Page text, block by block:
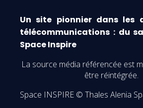
Un site pionnier dans les
télécommunications : du
Space Inspire
La source média référencée est
être réintégrée.
Space INSPIRE © Thales Alenia